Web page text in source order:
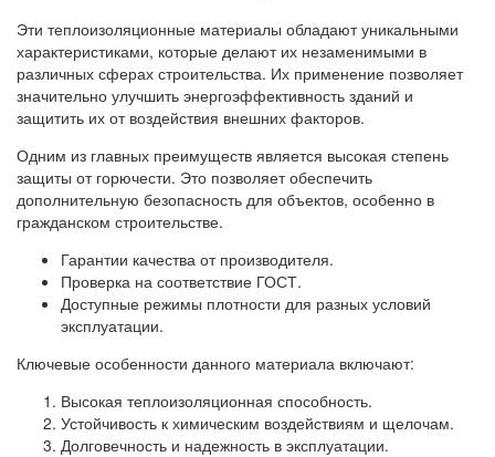
Эти теплоизоляционные материалы обладают уникальными
характеристиками, которые делают их незаменимыми в
различных сферах строительства. Их применение позволяет
значительно улучшить энергоэффективность зданий и
защитить их от воздействия внешних факторов.
Одним из главных преимуществ является высокая степень
защиты от горючести. Это позволяет обеспечить
дополнительную безопасность для объектов, особенно в
гражданском строительстве.
Гарантии качества от производителя.
Проверка на соответствие ГОСТ.
Доступные режимы плотности для разных условий
эксплуатации.
Ключевые особенности данного материала включают:
Высокая теплоизоляционная способность.
Устойчивость к химическим воздействиям и щелочам.
Долговечность и надежность в эксплуатации.